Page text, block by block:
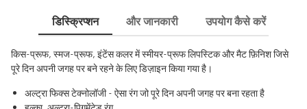
डिस्क्रिप्शन और जानकारी उपयोग कैसे करें
किस-प्रूफ, स्मज-प्रूफ, इंटेंस कलर में स्मीयर-प्रूफ लिपस्टिक और मैट फ़िनिश जिसे
पूरे दिन अपनी जगह पर बने रहने के लिए डिज़ाइन किया गया है।
अल्ट्रा फिक्स टेक्नोलॉजी - ऐसा रंग जो पूरे दिन अपनी जगह पर बना रहता है